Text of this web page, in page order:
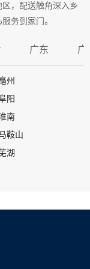
，配送触角深入乡
务到家门。
广东 广
州
阳
南
鞍山
湖